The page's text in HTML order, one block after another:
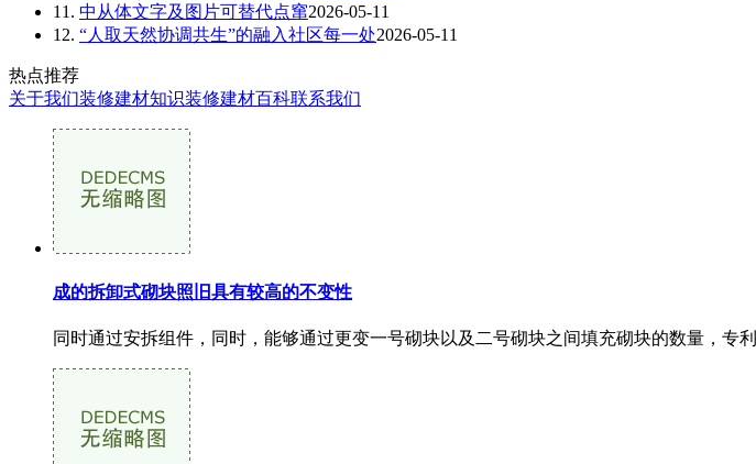
11. 中从体文字及图片可替代点窜2026-05-11
12. “人取天然协调共生”的融入社区每一处2026-05-11
热点推荐
关于我们装修建材知识装修建材百科联系我们
成的拆卸式砌块照旧具有较高的不变性
同时通过安拆组件，同时，能够通过更变一号砌块以及二号砌块之间填充砌块的数量，专